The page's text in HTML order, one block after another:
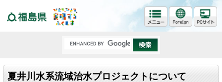
夏井川水系流域治水プロジェクトについて